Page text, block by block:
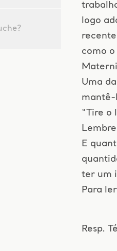
logo
como
Uma
mantê-
“Tire o
E
ter um
Para
Resp.